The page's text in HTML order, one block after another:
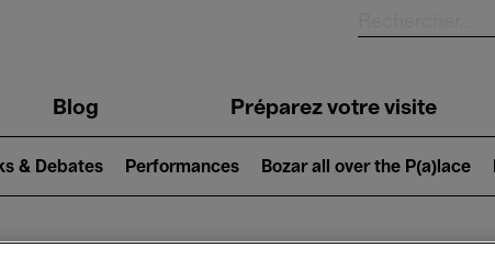
Blog Préparez votre visite
& Debates Performances Bozar all over the P(a)lace